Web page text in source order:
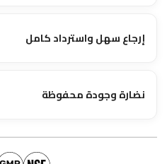
إرجاع سهل واسترداد كامل
نضارة وجودة محفوظة